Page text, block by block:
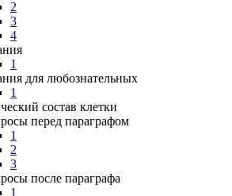
2
3
4
1
для любознательных
1
состав клетки
перед параграфом
1
2
3
после параграфа
1